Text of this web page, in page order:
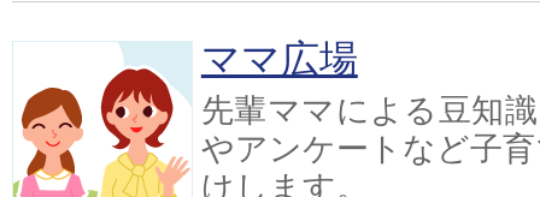
ママ広場
先輩ママによる豆知
やアンケートなど子
けします。